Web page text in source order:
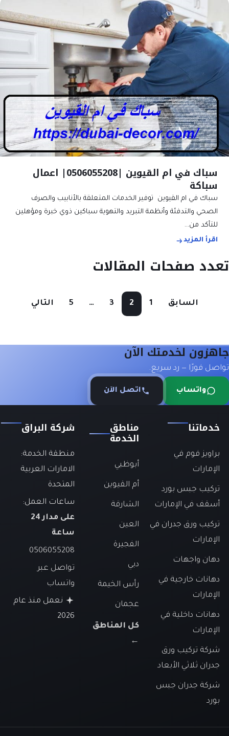
سباك في ام القيوين |0506055208| اعمال
سباكة
سباك في ام القيوين توفير الخدمات المتعلقة بالأنابيب والصرف
الصحي والتدفئة وأنظمة التبريد والتهوية سباكين ذوي خبرة ومؤهلين
للتأكد من…
اقرأ المزيد
تعدد صفحات المقالات
السابق 1
2
3
…
5 التالي
جاهزون لخدمتك الآن
تواصل فورًا — رد سريع.
واتساب اتصل الآن
خدماتنا
براويز فوم في
الإمارات
تركيب جبس بورد
أسقف في الإمارات
تركيب ورق جدران في
الإمارات
دهان واجهات
دهانات خارجية في
الإمارات
دهانات داخلية في
الإمارات
شركة تركيب ورق
جدران ثلاثي الأبعاد
شركة جدران جبس
بورد
مناطق
الخدمة
أبوظبي
أم القيوين
الشارقة
العين
الفجيرة
دبي
رأس الخيمة
عجمان
كل المناطق
←
شركة البراق
منطقة الخدمة:
الامارات العربية
المتحدة
ساعات العمل:
على مدار 24
ساعة
0506055208
تواصل عبر
واتساب
نعمل منذ عام
2026